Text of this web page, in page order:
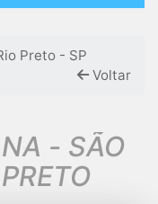
Preto - SP
Voltar
- SÃO